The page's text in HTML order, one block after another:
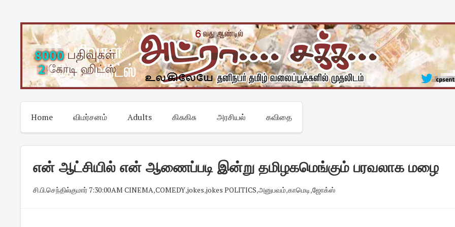
content
Home விமர்சனம் Adults கிசுகிசு அரசியல் கவிதை
என் ஆட்சியில் என் ஆணைப்படி இன்று தமிழகமெங்கும் பரவலாக மழை
சி.பி.செந்தில்குமார் 7:30:00 AM ·CINEMA,COMEDY,jokes,jokes POLITICS,அனுபவம்,காமெடி,ஜோக்ஸ்